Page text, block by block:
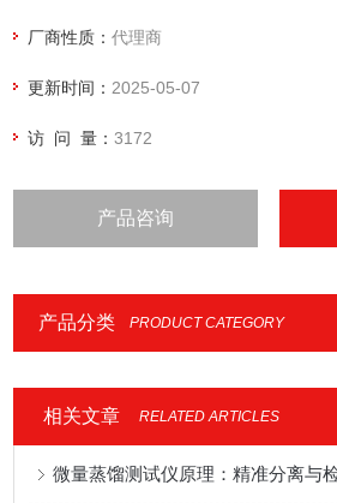
厂商性质：代理商
更新时间： 2025-05-07
访 问 量：3172
产品咨询
产品分类 PRODUCT CATEGORY
相关文章 RELATED ARTICLES
微量蒸馏测试仪原理：精准分离与